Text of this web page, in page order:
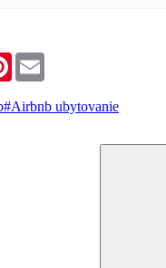
Pinterest
#Airbnb ubytovanie